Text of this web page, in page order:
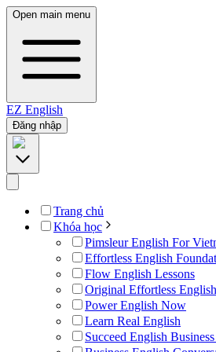
Open main menu
EZ English
Đăng nhập
Trang chủ
Khóa học
Pimsleur English For
Effortless English
Flow English Lessons
Original Effortless English
Power English Now
Learn Real English
Succeed English